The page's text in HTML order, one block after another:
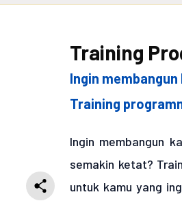
Training
Ingin
Training
Ingin membangun
semakin ketat?
untuk kamu yang